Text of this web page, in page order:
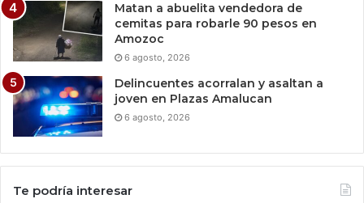
Matan a abuelita vendedora de
cemitas para robarle 90 pesos en
Amozoc
6 agosto, 2026
Delincuentes acorralan y asaltan a
joven en Plazas Amalucan
6 agosto, 2026
Te podría interesar